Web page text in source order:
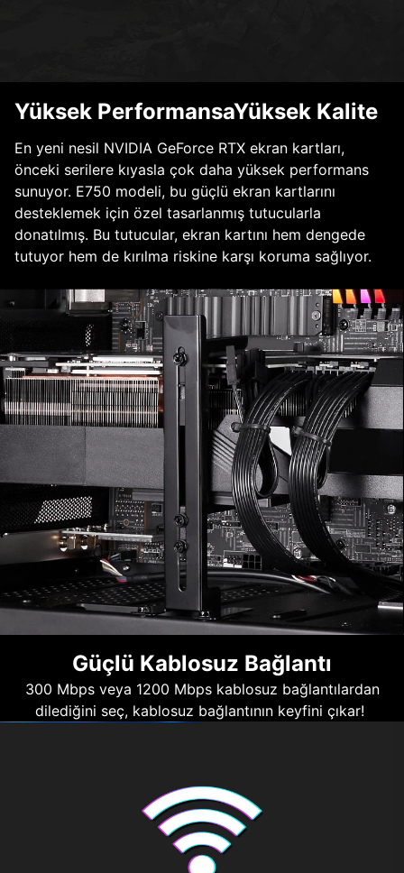
Yüksek PerformansaYüksek Kalite
En yeni nesil NVIDIA GeForce RTX ekran kartları,
önceki serilere kıyasla çok daha yüksek performans
sunuyor. E750 modeli, bu güçlü ekran kartlarını
desteklemek için özel tasarlanmış tutucularla
donatılmış. Bu tutucular, ekran kartını hem dengede
tutuyor hem de kırılma riskine karşı koruma sağlıyor.
Güçlü Kablosuz Bağlantı
300 Mbps veya 1200 Mbps kablosuz bağlantılardan
dilediğini seç, kablosuz bağlantının keyfini çıkar!